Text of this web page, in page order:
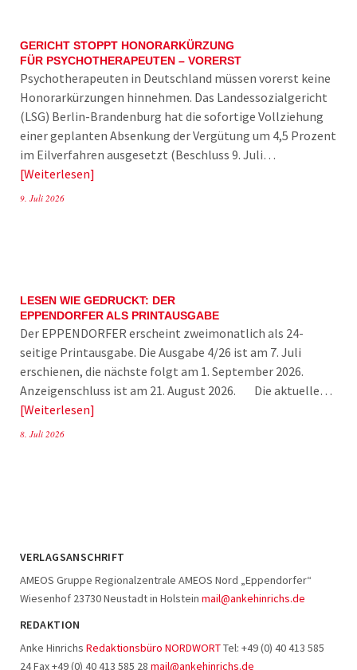
GERICHT STOPPT HONORARKÜRZUNG
FÜR PSYCHOTHERAPEUTEN – VORERST
Psychotherapeuten in Deutschland müssen vorerst keine
Honorarkürzungen hinnehmen. Das Landessozialgericht
(LSG) Berlin-Brandenburg hat die sofortige Vollziehung
einer geplanten Absenkung der Vergütung um 4,5 Prozent
im Eilverfahren ausgesetzt (Beschluss 9. Juli…
Weiterlesen
9. Juli 2026
LESEN WIE GEDRUCKT: DER
EPPENDORFER ALS PRINTAUSGABE
Der EPPENDORFER erscheint zweimonatlich als 24-
seitige Printausgabe. Die Ausgabe 4/26 ist am 7. Juli
erschienen, die nächste folgt am 1. September 2026.
Anzeigenschluss ist am 21. August 2026. Die aktuelle…
Weiterlesen
8. Juli 2026
VERLAGSANSCHRIFT
AMEOS Gruppe Regionalzentrale AMEOS Nord „Eppendorfer“
Wiesenhof 23730 Neustadt in Holstein mail@ankehinrichs.de
REDAKTION
Anke Hinrichs Redaktionsbüro NORDWORTTel: +49 (0) 40 413 585
24 Fax +49 (0) 40 413 585 28 mail@ankehinrichs.de